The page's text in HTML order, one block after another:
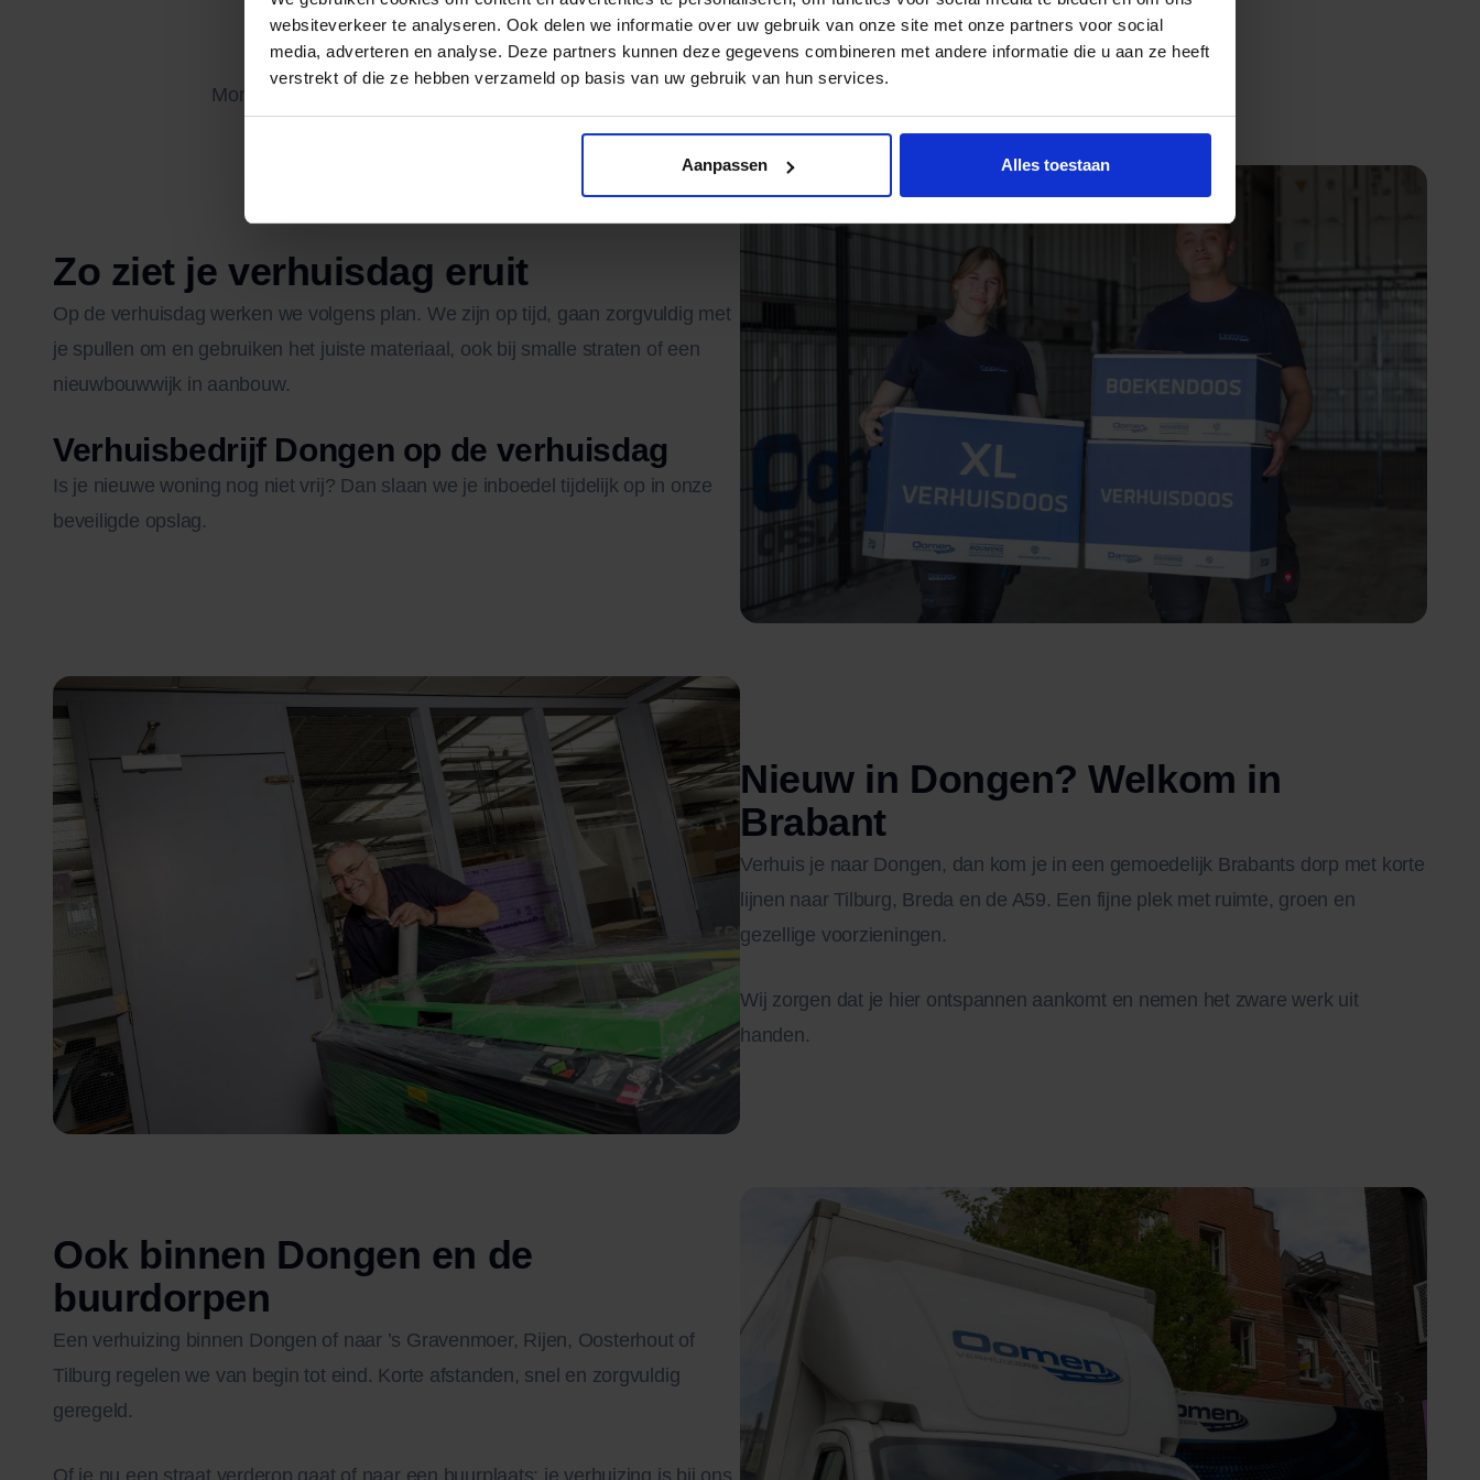
websiteverkeer te analyseren. Ook delen we informatie over uw gebruik van onze site met onze partners voor social
media, adverteren en analyse. Deze partners kunnen deze gegevens combineren met andere informatie die u aan ze heeft
verstrekt of die ze hebben verzameld op basis van uw gebruik van hun services.
Aanpassen Alles toestaan
Montage, tijdelijke opslag of klusjes nemen we mee in de planning.
Zo ziet je verhuisdag eruit
Op de verhuisdag werken we volgens plan. We zijn op tijd, gaan zorgvuldig met
je spullen om en gebruiken het juiste materiaal, ook bij smalle straten of een
nieuwbouwwijk in aanbouw.
Verhuisbedrijf Dongen op de verhuisdag
Is je nieuwe woning nog niet vrij? Dan slaan we je inboedel tijdelijk op in onze
beveiligde opslag.
Nieuw in Dongen? Welkom in
Brabant
Verhuis je naar Dongen, dan kom je in een gemoedelijk Brabants dorp met korte
lijnen naar Tilburg, Breda en de A59. Een fijne plek met ruimte, groen en
gezellige voorzieningen.
Wij zorgen dat je hier ontspannen aankomt en nemen het zware werk uit
handen.
Ook binnen Dongen en de
buurdorpen
Een verhuizing binnen Dongen of naar ’s Gravenmoer, Rijen, Oosterhout of
Tilburg regelen we van begin tot eind. Korte afstanden, snel en zorgvuldig
geregeld.
Of je nu een straat verderop gaat of naar een buurplaats: je verhuizing is bij ons